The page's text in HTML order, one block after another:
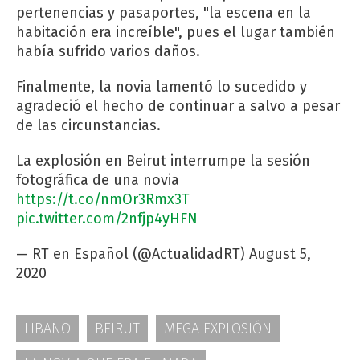
pertenencias y pasaportes, "la escena en la
habitación era increíble", pues el lugar también
había sufrido varios daños.
Finalmente, la novia lamentó lo sucedido y
agradeció el hecho de continuar a salvo a pesar
de las circunstancias.
La explosión en Beirut interrumpe la sesión
fotográfica de una novia
https://t.co/nmOr3Rmx3T
pic.twitter.com/2nfjp4yHFN
— RT en Español (@ActualidadRT) August 5,
2020
LIBANO BEIRUT
MEGA EXPLOSIÓN